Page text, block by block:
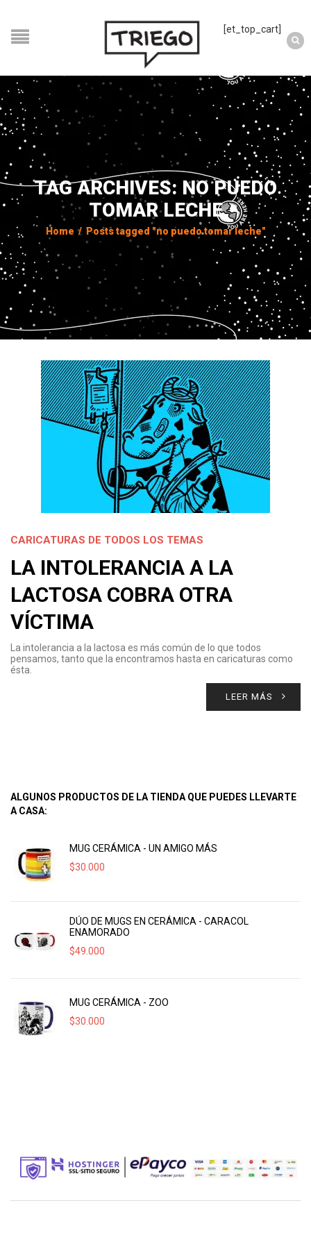
[et_top_cart]
TAG ARCHIVES: NO PUEDO
TOMAR LECHE
Home / Posts tagged "no puedo tomar leche"
CARICATURAS DE TODOS LOS TEMAS
LA INTOLERANCIA A LA
LACTOSA COBRA OTRA
VÍCTIMA
La intolerancia a la lactosa es más común de lo que todos
pensamos, tanto que la encontramos hasta en caricaturas como
ésta.
LEER MÁS
ALGUNOS PRODUCTOS DE LA TIENDA QUE PUEDES LLEVARTE
A CASA:
MUG CERÁMICA - UN AMIGO MÁS
$30.000
DÚO DE MUGS EN CERÁMICA - CARACOL
ENAMORADO
$49.000
MUG CERÁMICA - ZOO
$30.000